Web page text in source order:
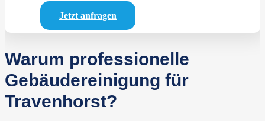
Jetzt anfragen
Warum professionelle
Gebäudereinigung für
Travenhorst?